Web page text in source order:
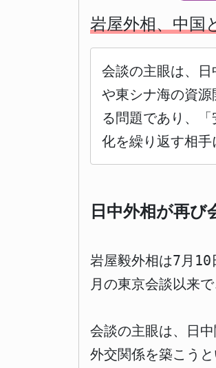
岩屋外相、中国
会談の主眼は、
や東シナ海の資
る問題であり、
化を繰り返す相手
日中外相が再び
岩屋毅外相は7月10
月の東京会談以来
会談の主眼は、日
外交関係を築こう